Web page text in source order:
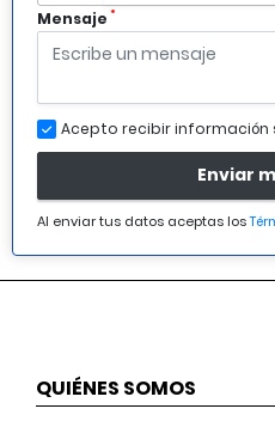
Mensaje *
Acepto recibir
Enviar
Al enviar tus datos aceptas los
QUIÉNES SOMOS